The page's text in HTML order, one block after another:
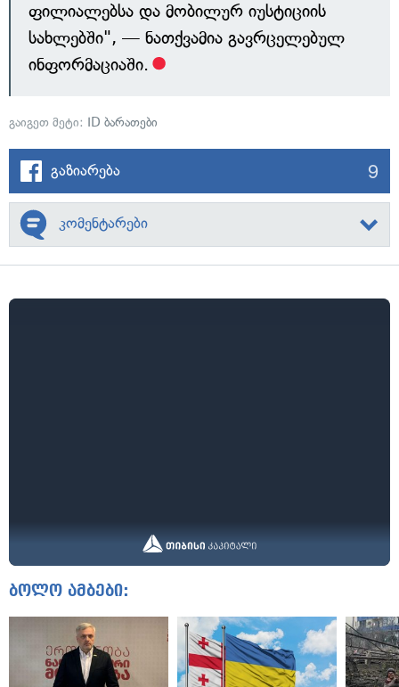
ფილიალებსა და მობილურ იუსტიციის
სახლებში", — ნათქვამია გავრცელებულ
ინფორმაციაში.
გაიგეთ მეტი: ID ბარათები
გაზიარება 9
კომენტარები
ბოლო ამბები: